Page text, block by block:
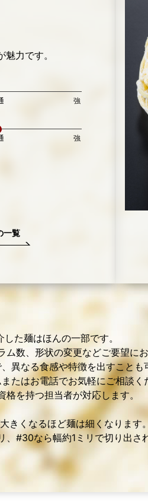
力です。
強
強
一覧
した麺はほんの一部です。
数、形状の変更などご要望にお
異なる食感や特徴を出すことも
たはお電話でお気軽にご相談く
格を持つ担当者が対応します。
きくなるほど麺は細くなります
#30なら幅約1ミリで切り出さ